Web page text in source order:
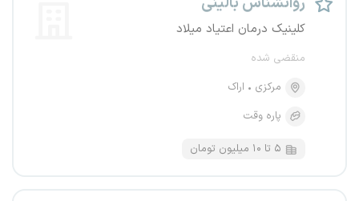
کلینیک درمان اعتیاد میلاد
منقضی شده
مرکزی
اراک
پاره وقت
۵ تا ۱۰ میلیون تومان